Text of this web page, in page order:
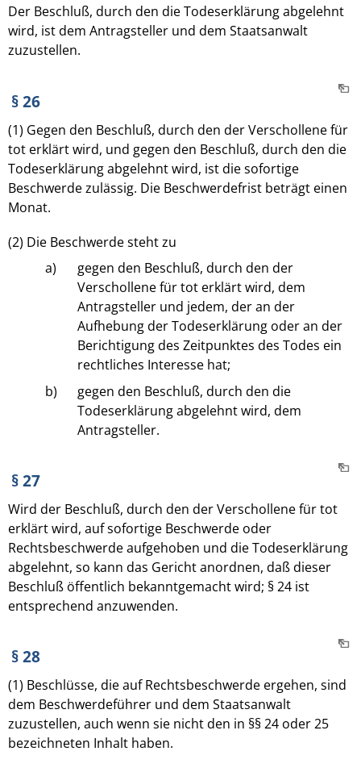
Der Beschluß, durch den die Todeserklärung abgelehnt
wird, ist dem Antragsteller und dem Staatsanwalt
zuzustellen.
§ 26
(1) Gegen den Beschluß, durch den der Verschollene für
tot erklärt wird, und gegen den Beschluß, durch den die
Todeserklärung abgelehnt wird, ist die sofortige
Beschwerde zulässig. Die Beschwerdefrist beträgt einen
Monat.
(2) Die Beschwerde steht zu
a)
gegen den Beschluß, durch den der
Verschollene für tot erklärt wird, dem
Antragsteller und jedem, der an der
Aufhebung der Todeserklärung oder an der
Berichtigung des Zeitpunktes des Todes ein
rechtliches Interesse hat;
b)
gegen den Beschluß, durch den die
Todeserklärung abgelehnt wird, dem
Antragsteller.
§ 27
Wird der Beschluß, durch den der Verschollene für tot
erklärt wird, auf sofortige Beschwerde oder
Rechtsbeschwerde aufgehoben und die Todeserklärung
abgelehnt, so kann das Gericht anordnen, daß dieser
Beschluß öffentlich bekanntgemacht wird; § 24 ist
entsprechend anzuwenden.
§ 28
(1) Beschlüsse, die auf Rechtsbeschwerde ergehen, sind
dem Beschwerdeführer und dem Staatsanwalt
zuzustellen, auch wenn sie nicht den in §§ 24 oder 25
bezeichneten Inhalt haben.